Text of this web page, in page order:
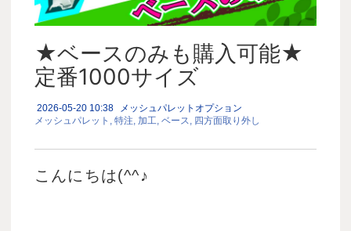
★ベースのみも購入可能★
定番1000サイズ
2026-05-20 10:38
メッシュパレットオプション
メッシュパレット
特注 加工 ベース 四方面取り外し
こんにちは(^^♪